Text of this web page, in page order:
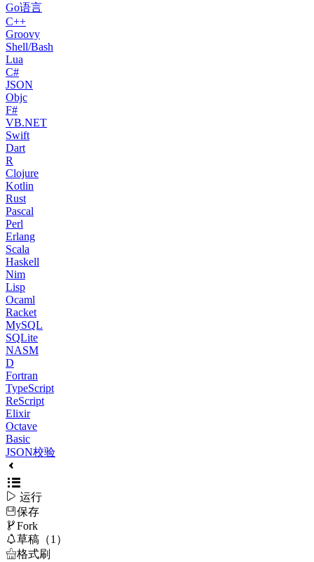
Go语言
C++
Groovy
Shell/Bash
Lua
C#
JSON
Objc
F#
VB.NET
Swift
Dart
R
Clojure
Kotlin
Rust
Pascal
Perl
Erlang
Scala
Haskell
Nim
Lisp
Ocaml
Racket
MySQL
SQLite
NASM
D
Fortran
TypeScript
ReScript
Elixir
Octave
Basic
JSON校验
 运行
保存
Fork
草稿（1）
格式刷